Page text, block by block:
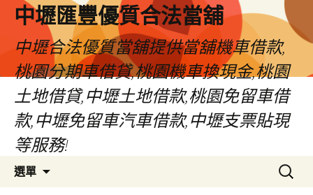
中壢匯豐優質合法當舖
中壢合法優質當舖提供當舖機車借款,
桃園分期車借貸,桃園機車換現金,桃園
土地借貸,中壢土地借款,桃園免留車借
款,中壢免留車汽車借款,中壢支票貼現
等服務!
選單
搜
尋